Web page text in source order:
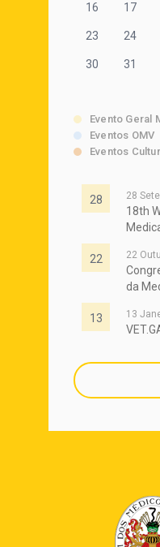
16 17
23 24
30 31
Evento Geral
Eventos OMV
Eventos
28 28
18th
22 22
da
13 13